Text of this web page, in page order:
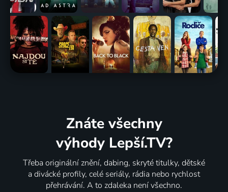
Znáte všechny
výhody Lepší.TV?
Třeba originální znění, dabing, skryté titulky, dětské
a divácké profily, celé seriály, rádia nebo rychlost
přehrávání. A to zdaleka není všechno.